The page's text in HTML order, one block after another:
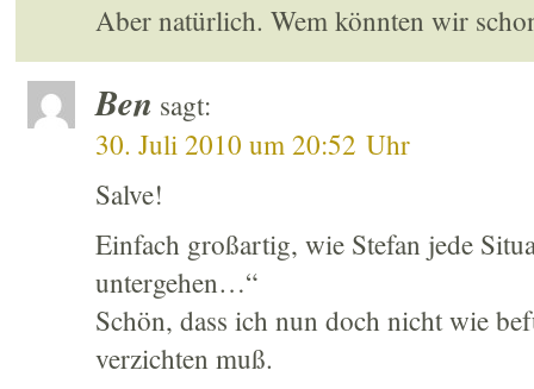
Aber natürlich. Wem könnten wir
Ben sagt:
30. Juli 2010 um 20:52 Uhr
Salve!
Einfach großartig, wie Stefan jede
untergehen…“
Schön, dass ich nun doch nicht wie
verzichten muß.